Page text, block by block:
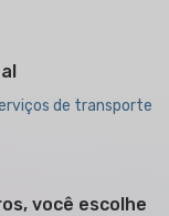
de transporte
você escolhe